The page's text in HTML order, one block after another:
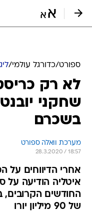
ספורט/כדורגל עולמי/
לא רק
שחקני
בשכרם
מערכת וואלה ספורט
28.3.2020 / 18:57
אחרי הדיווחים על
איטליה הודיעה על
החודשים הקרובים,
של 90 מיליון יורו